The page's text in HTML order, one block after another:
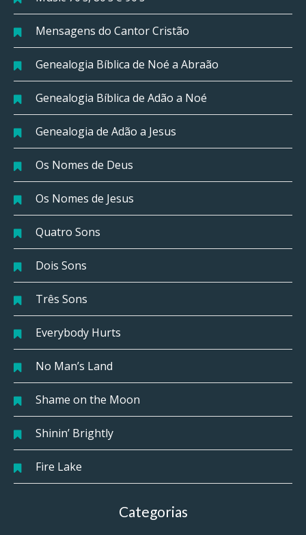
Mensagens do Cantor Cristão
Genealogia Bíblica de Noé a Abraão
Genealogia Bíblica de Adão a Noé
Genealogia de Adão a Jesus
Os Nomes de Deus
Os Nomes de Jesus
Quatro Sons
Dois Sons
Três Sons
Everybody Hurts
No Man’s Land
Shame on the Moon
Shinin’ Brightly
Fire Lake
Categorias